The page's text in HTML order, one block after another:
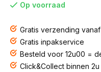
Op voorraad
Gratis verzending vanaf
Gratis inpakservice
Besteld voor 12u00 =
Click&Collect binnen 2u